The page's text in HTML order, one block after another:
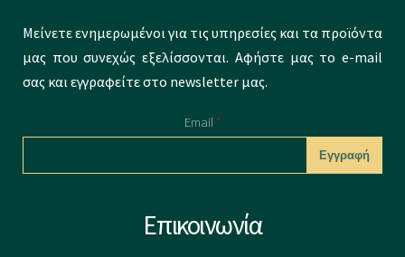
Μείνετε ενημερωμένοι για τις υπηρεσίες και τα προϊόντα
μας που συνεχώς εξελίσσονται. Αφήστε μας το e-mail
σας και εγγραφείτε στο newsletter μας.
Email *
Επικοινωνία